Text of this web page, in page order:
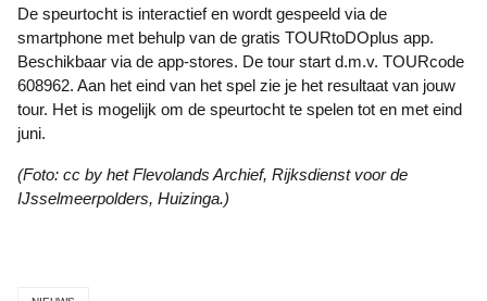
De speurtocht is interactief en wordt gespeeld via de
smartphone met behulp van de gratis TOURtoDOplus app.
Beschikbaar via de app-stores. De tour start d.m.v. TOURcode
608962. Aan het eind van het spel zie je het resultaat van jouw
tour. Het is mogelijk om de speurtocht te spelen tot en met eind
juni.
(Foto: cc by het Flevolands Archief, Rijksdienst voor de
IJsselmeerpolders, Huizinga.)